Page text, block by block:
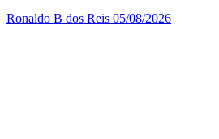
Ronaldo B dos Reis 05/08/2026